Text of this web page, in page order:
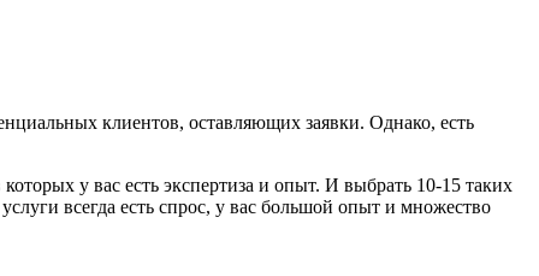
клиентов, оставляющих заявки. Однако, есть
у вас есть экспертиза и опыт. И выбрать 10-15 таких
всегда есть спрос, у вас большой опыт и множество